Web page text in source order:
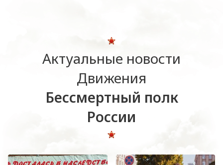
Актуальные новости
Движения
Бессмертный полк
России